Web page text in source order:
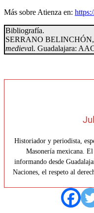
Más sobre Atienza en:
Bibliografía.
SERRANO BELINCHÓN,
medieval. Guadalajara:
Historiador y periodista,
Masonería mexicana.
informando desde
Naciones, el respeto al